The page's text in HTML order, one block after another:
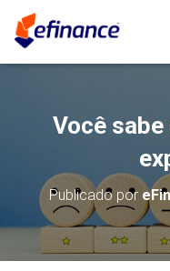
Você
Publicado por